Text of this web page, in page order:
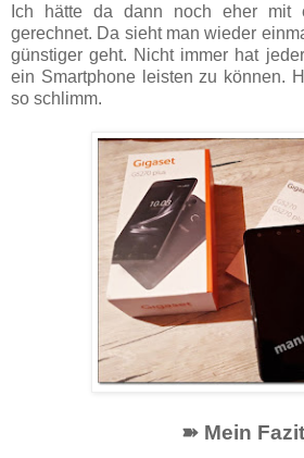
Ich hätte da dann noch eher mit
gerechnet. Da sieht man wieder
günstiger geht. Nicht immer hat
ein Smartphone leisten zu können.
so schlimm.
➽ Mein Fazit